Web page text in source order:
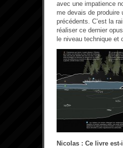
avec une impatience
me devais de produire
précédents. C’est la
réaliser ce dernier
le niveau technique et
Nicolas : Ce livre